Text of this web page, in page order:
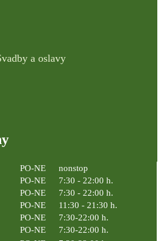
a oslavy
PO-NE
nonstop
PO-NE
7:30 - 22:00 h.
PO-NE
7:30 - 22:00 h.
PO-NE
11:30 - 21:30 h.
PO-NE
7:30-22:00 h.
PO-NE
7:30-22:00 h.